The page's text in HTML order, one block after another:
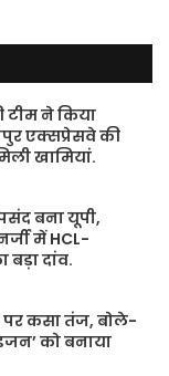
टीम ने किया
एक्सप्रेसवे की
खामियां.
बना यूपी,
में HCL-
दांव.
कसा तंज, बोले-
को बनाया